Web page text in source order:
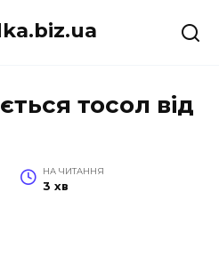
тосол від
НА ЧИТАННЯ
3 хв